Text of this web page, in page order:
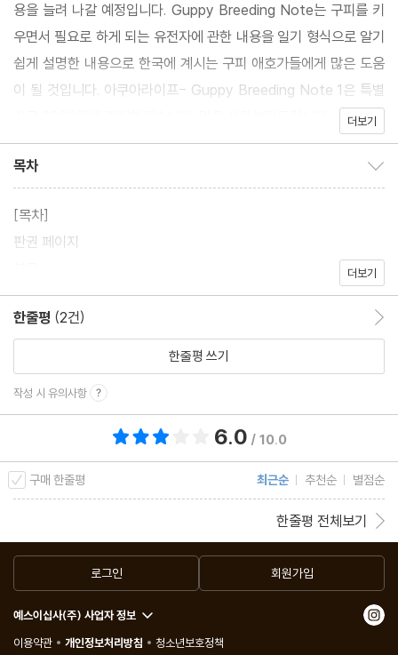
용을 늘려 나갈 예정입니다. Guppy Breeding Note는 구피를 키
우면서 필요로 하게 되는 유전자에 관한 내용을 일기 형식으로 알기
쉽게 설명한 내용으로 한국에 계시는 구피 애호가들에게 많은 도움
이 될 것입니다. 아쿠아라이프- Guppy Breeding Note 1은 특별
더보기
목차
[목차]
판권 페이지
더보기
한줄평 (2건)
한줄평 쓰기
작성 시 유의사항
6.0 / 10.0
구매 한줄평 최근순 추천순 별점순
한줄평 전체보기
로그인 회원가입
예스이십사(주) 사업자 정보
이용약관
개인정보처리방침
청소년보호정책